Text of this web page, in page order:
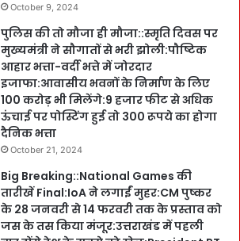
October 9, 2024
पुलिस की तो मौजा ही मौजा::स्मृति दिवस पर
मुख्यमंत्री ने सौगातों से भरी झोली:पौष्टिक
आहार भत्ता-वर्दी भत्ते में जोरदार
इजाफा:आवासीय भवनों के निर्माण के लिए
100 करोड़ भी मिलेंगे:9 हजार फीट से अधिक
ऊंचाई पर पोस्टिंग हुई तो 300 रूपये का होगा
दैनिक भत्ता
October 21, 2024
Big Breaking::National Games की
तारीखें Final:IoA ने लगाईं मुहर:CM पुष्कर
के 28 जनवरी से 14 फरवरी तक के प्रस्ताव को
जस के तस किया मंजूर:उत्तराखंड में पहली